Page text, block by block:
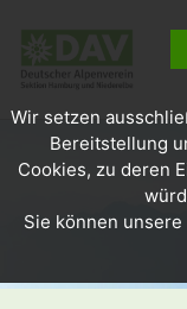
Wir setzen
Bereitstellung
Cookies, zu deren
Sie können